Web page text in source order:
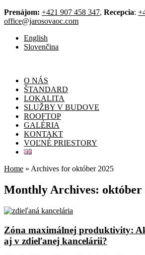
Prenájom: +421 907 458 347, Recepcia:
office@jarosovaoc.com
English
Slovenčina
O NÁS
ŠTANDARD
LOKALITA
SLUŽBY V BUDOVE
ROOFTOP
GALÉRIA
KONTAKT
VOĽNÉ PRIESTORY
Home » Archives for október 2025
Monthly Archives: október
Zóna maximálnej produktivity:
aj v zdieľanej kancelárii?